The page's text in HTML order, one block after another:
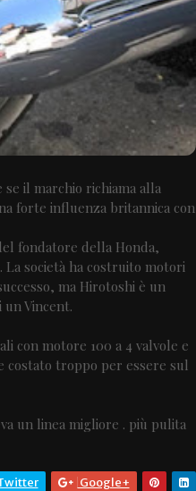
il marchio richiama alla
forte influenza britannica con
fondatore della Honda,
La società ha costruito motori
ma Hirotoshi è un
Vincent.
con motore 100 a 4 valvole e
costato troppo per essere sul
un linea migliore . più pulita
Google+